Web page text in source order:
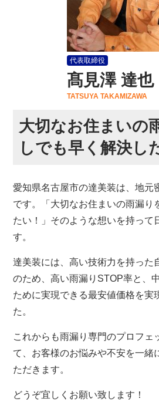
代表取締役
髙見澤 達也
TATSUYA TAKAMIZAWA
大切なお住まいの
しでも早く解決し
愛知県名古屋市の達美装は、地元
です。「大切なお住まいの雨漏り
たい！」そのような想いを持って
す。
達美装には、高い技術力を持った
のため、高い雨漏りSTOP率と、
ために実現できる最安値価格を実
た。
これからも雨漏り専門のプロフェ
て、お客様のお悩みや不安を一緒
ただきます。
どうぞ宜しくお願い致します！